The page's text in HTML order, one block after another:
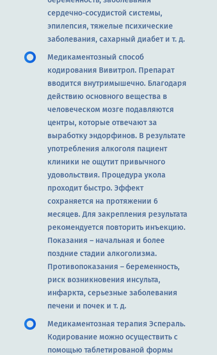
сердечно-сосудистой системы,
эпилепсия, тяжелые психические
заболевания, сахарный диабет и т. д.
Медикаментозный способ
кодирования Вивитрол. Препарат
вводится внутримышечно. Благодаря
действию основного вещества в
человеческом мозге подавляются
центры, которые отвечают за
выработку эндорфинов. В результате
употребления алкоголя пациент
клиники не ощутит привычного
удовольствия. Процедура укола
проходит быстро. Эффект
сохраняется на протяжении 6
месяцев. Для закрепления результата
рекомендуется повторить инъекцию.
Показания – начальная и более
поздние стадии алкоголизма.
Противопоказания – беременность,
риск возникновения инсульта,
инфаркта, серьезные заболевания
печени и почек и т. д.
Медикаментозная терапия Эспераль.
Кодирование можно осуществить с
помощью таблетированой формы